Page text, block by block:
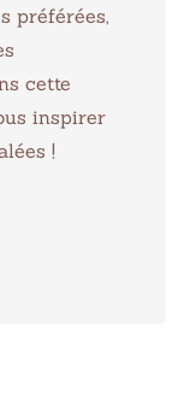
préférées,
cette
inspirer
!